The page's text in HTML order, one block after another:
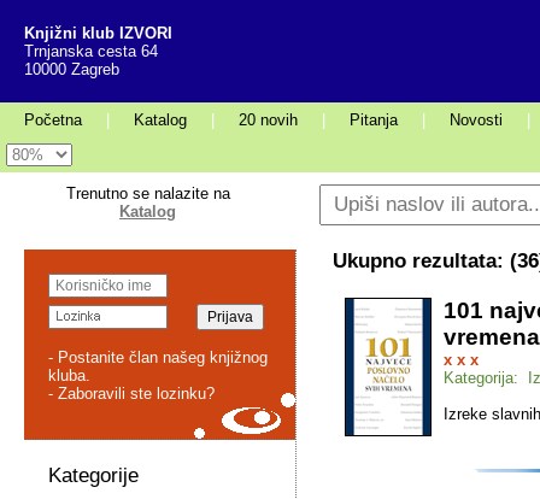
Knjižni klub IZVORI
Trnjanska cesta 64
10000 Zagreb
Početna Katalog 20 novih Pitanja Novosti
Trenutno se nalazite na
Katalog
- Postanite član našeg knjižnog
kluba.
- Zaboravili ste lozinku?
Kategorije
Ukupno rezultata: (36
101
vremena
x x x
Kategorija:
Izreke